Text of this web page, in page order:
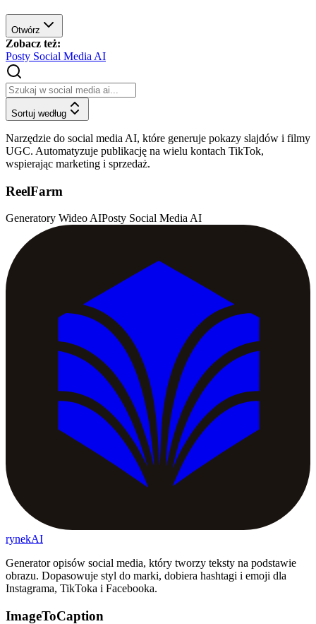
Otwórz
Zobacz też:
Posty Social Media AI
Sortuj według
Narzędzie do social media AI, które generuje pokazy slajdów i filmy
UGC. Automatyzuje publikację na wielu kontach TikTok,
wspierając marketing i sprzedaż.
ReelFarm
Generatory Wideo AIPosty Social Media AI
rynekAI
Generator opisów social media, który tworzy teksty na podstawie
obrazu. Dopasowuje styl do marki, dobiera hashtagi i emoji dla
Instagrama, TikToka i Facebooka.
ImageToCaption